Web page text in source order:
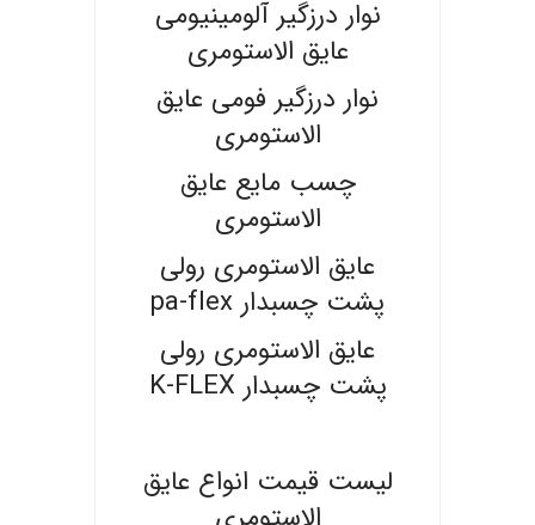
نوار درزگیر آلومینیومی
عایق الاستومری
نوار درزگیر فومی عایق
الاستومری
چسب مایع عایق
الاستومری
عایق الاستومری رولی
پشت چسبدار pa-flex
عایق الاستومری رولی
پشت چسبدار K-FLEX
لیست قیمت انواع عایق